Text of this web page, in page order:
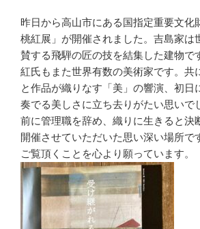
昨日から高山市にある国指定重要文化
桃紅展」が開催されました。吉島家は
賛する飛騨の匠の技を結集した建物で
紅氏もまた世界有数の美術家です。共
と作品が織りなす「美」の響演、初日
奏でる美しさに立ち去りがたい思いで
前に管理職を辞め、織りに生きると決
開催させていただいた思い深い場所で
ご覧頂くことを心より願っています。